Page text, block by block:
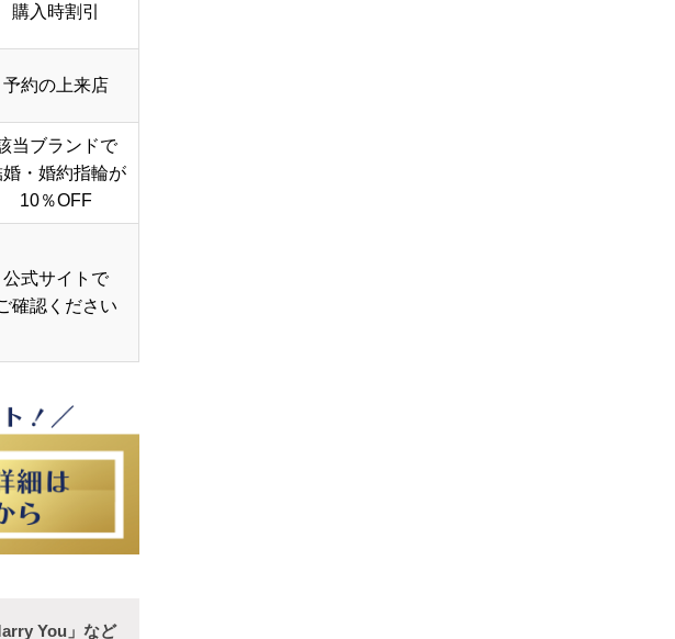
購入時割引
予約の上来店
当ブランドで
婚・婚約指輪が
10％OFF
公式サイトで
確認ください
You」など